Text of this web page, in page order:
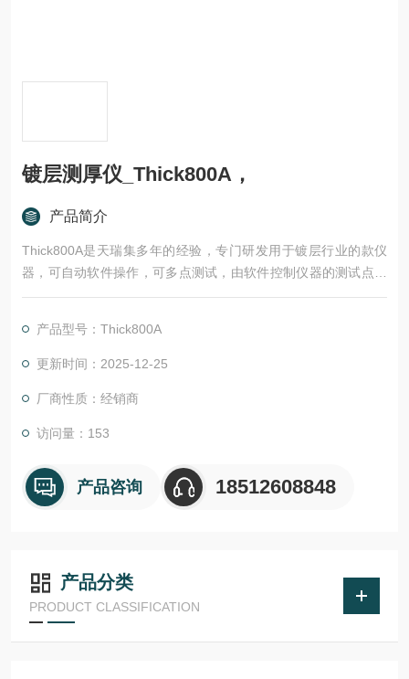
镀层测厚仪_Thick800A，
产品简介
Thick800A是天瑞集多年的经验，专门研发用于镀层行业的款仪
器，可自动软件操作，可多点测试，由软件控制仪器的测试点，
以及移动平台。是款功能*的仪器，配上专门为其开发的软件，在
产品型号：Thick800A
更新时间：2025-12-25
厂商性质：经销商
访问量：153
产品咨询 18512608848
产品分类
PRODUCT CLASSIFICATION